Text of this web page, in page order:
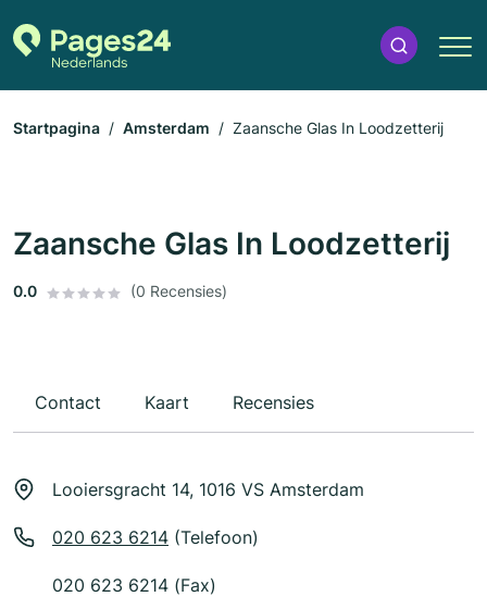
Startpagina Amsterdam Zaansche Glas In Loodzetterij
Zaansche Glas In Loodzetterij
0.0 (0 Recensies)
Contact Kaart Recensies
Looiersgracht 14, 1016 VS Amsterdam
020 623 6214 (Telefoon)
020 623 6214 (Fax)